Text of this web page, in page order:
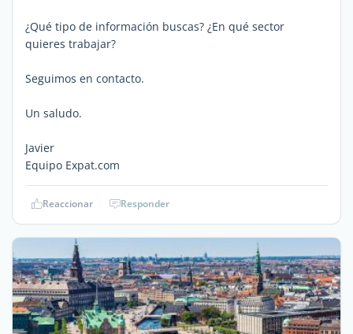
¿Qué tipo de información buscas? ¿En qué sector
quieres trabajar?
Seguimos en contacto.
Un saludo.
Javier
Equipo Expat.com
Reaccionar Responder